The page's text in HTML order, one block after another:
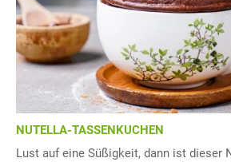
NUTELLA-TASSENKUCHEN
Lust auf eine Süßigkeit, dann ist dieser